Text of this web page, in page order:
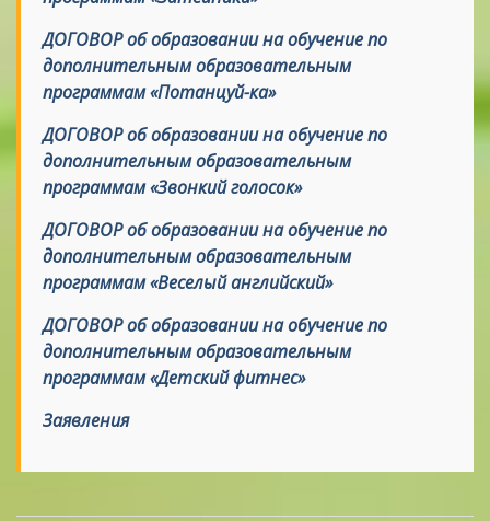
ДОГОВОР об образовании на обучение по
дополнительным образовательным
программам «Потанцуй-ка»
ДОГОВОР об образовании на обучение по
дополнительным образовательным
программам «Звонкий голосок»
ДОГОВОР об образовании на обучение по
дополнительным образовательным
программам «Веселый английский»
ДОГОВОР об образовании на обучение по
дополнительным образовательным
программам «Детский фитнес»
Заявления